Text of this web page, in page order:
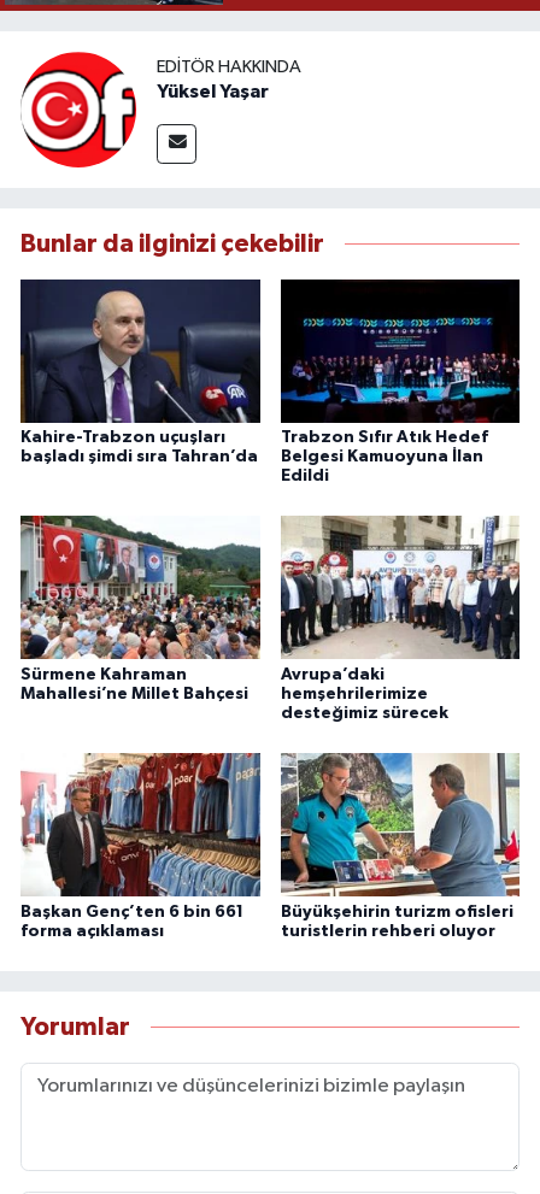
EDITÖR HAKKINDA
Yüksel Yaşar
Bunlar da ilginizi çekebilir
Kahire-Trabzon uçuşları
başladı şimdi sıra Tahran’da
Trabzon Sıfır Atık Hedef
Belgesi Kamuoyuna İlan
Edildi
Sürmene Kahraman
Mahallesi’ne Millet Bahçesi
Avrupa’daki
hemşehrilerimize
desteğimiz sürecek
Başkan Genç’ten 6 bin 661
forma açıklaması
Büyükşehirin turizm ofisleri
turistlerin rehberi oluyor
Yorumlar